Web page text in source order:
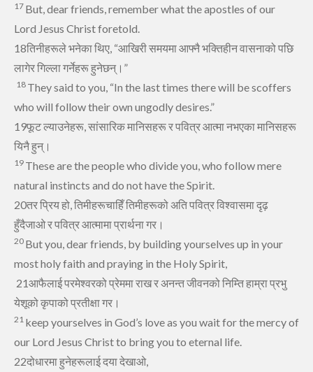
17 But, dear friends, remember what the apostles of our
Lord Jesus Christ foretold.
18तिनीहरूले भनेका थिए, “आखिरी समयमा आफ्‍नै भक्तिहीन वासनाको पछि
लागेर गिल्‍ला गर्नेहरू हुनेछन्‌।”
18 They said to you, “In the last times there will be scoffers
who will follow their own ungodly desires.”
19फूट ल्याउ‍नेहरू, सांसारिक मानिसहरू र पवित्र आत्‍मा नभएका मानिसहरू
यिनै हुन्‌।
19 These are the people who divide you, who follow mere
natural instincts and do not have the Spirit.
20तर प्रिय हो, तिमीहरूचाहिँ तिमीहरूको अति पवित्र विश्‍वासमा दृढ़
हुँदैजाओ र पवित्र आत्‍मामा प्रार्थना गर।
20 But you, dear friends, by building yourselves up in your
most holy faith and praying in the Holy Spirit,
21आफैलाई परमेश्‍वरको प्रेममा राख र अनन्‍त जीवनको निम्‍ति हाम्रा प्रभु
येशूको कृपाको प्रतीक्षा गर।
21 keep yourselves in God’s love as you waitfor the mercy of
our Lord Jesus Christ to bring you to eternal life.
22दोधारमा हुनेहरूलाई दया देखाओ,